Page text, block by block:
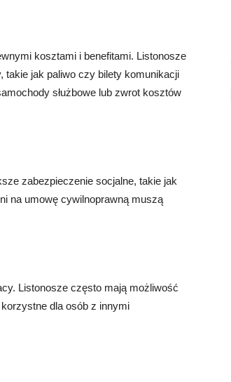
kosztami i benefitami. Listonosze
jak paliwo czy bilety komunikacji
służbowe lub zwrot kosztów
zabezpieczenie socjalne, takie jak
na umowę cywilnoprawną muszą
Listonosze często mają możliwość
dla osób z innymi